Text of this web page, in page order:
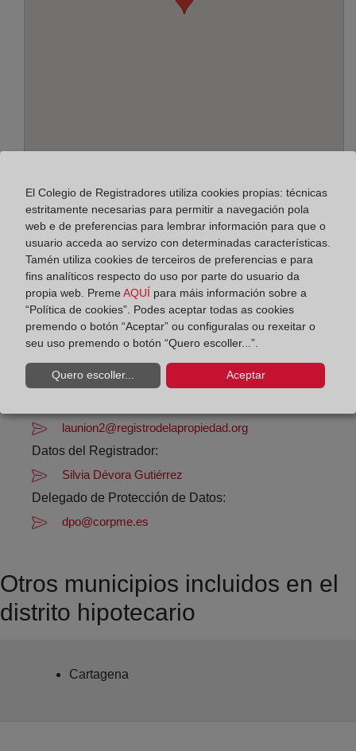
Mayor, 43 - bajo, 30360
Horario:
De lunes a viernes de 09:00 a 17:00 horas
Agosto: De lunes a viernes de 09:00 a 14:00 horas
Los días 24 y 31 de diciembre de 09:00 a 14:00
horas
Datos de contacto:
launion2@registrodelapropiedad.org
Datos del Registrador:
Silvia Dévora Gutiérrez
Delegado de Protección de Datos:
dpo@corpme.es
Otros municipios incluidos en el
distrito hipotecario
Cartagena
El Colegio de Registradores utiliza cookies propias: técnicas
estritamente necesarias para permitir a navegación pola
web e de preferencias para lembrar información para que o
usuario acceda ao servizo con determinadas características.
Tamén utiliza cookies de terceiros de preferencias e para
fins analíticos respecto do uso por parte do usuario da
propia web. Preme AQUÍ para máis información sobre a
“Política de cookies”. Podes aceptar todas as cookies
premendo o botón “Aceptar” ou configuralas ou rexeitar o
seu uso premendo o botón “Quero escoller...”.
Quero escoller... Aceptar